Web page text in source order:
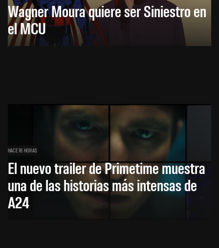
Wagner Moura quiere ser Siniestro en
el MCU
HACE 16 HORAS
El nuevo trailer de Primetime muestra
una de las historias más intensas de
A24